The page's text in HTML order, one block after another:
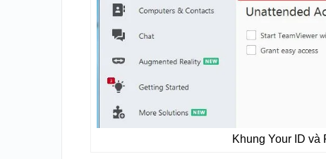
Khung Your ID và